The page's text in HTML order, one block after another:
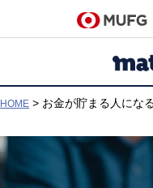
HOME > お金が貯まる人にな